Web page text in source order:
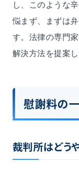
し、このような
悩まず、まずは
す。法律の専門
解決方法を提案
慰謝料の
裁判所はどう